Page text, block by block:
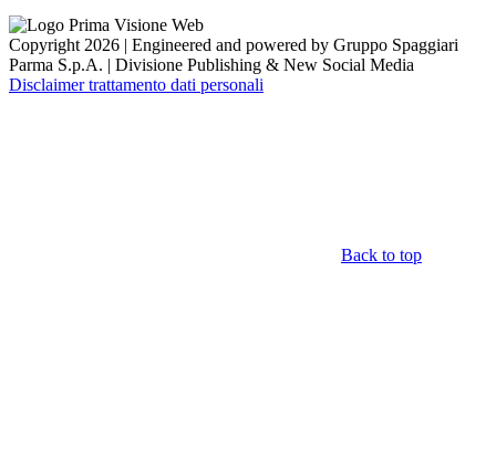
Copyright 2026 | Engineered and powered by Gruppo Spaggiari
Parma S.p.A. | Divisione Publishing & New Social Media
Disclaimer trattamento dati personali
Back to top